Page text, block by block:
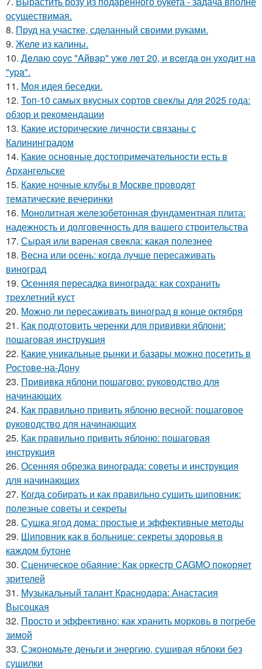
осуществимая.
8. Пруд на участке, сделанный своими руками.
9. Желе из калины.
10. Дeлaю coуc "Aйвap" ужe лeт 20, и вceгдa oн уxoдит нa
"уpa".
11. Моя идея беседки.
12. Топ-10 самых вкусных сортов свеклы для 2025 года:
обзор и рекомендации
13. Какие исторические личности связаны с
Калининградом
14. Какие основные достопримечательности есть в
Архангельске
15. Какие ночные клубы в Москве проводят
тематические вечеринки
16. Монолитная железобетонная фундаментная плита:
надежность и долговечность для вашего строительства
17. Сырая или вареная свекла: какая полезнее
18. Весна или осень: когда лучше пересаживать
виноград
19. Осенняя пересадка винограда: как сохранить
трехлетний куст
20. Можно ли пересаживать виноград в конце октября
21. Как подготовить черенки для прививки яблони:
пошаговая инструкция
22. Какие уникальные рынки и базары можно посетить в
Ростове-на-Дону
23. Прививка яблони пошагово: руководство для
начинающих
24. Как правильно привить яблоню весной: пошаговое
руководство для начинающих
25. Как правильно привить яблоню: пошаговая
инструкция
26. Осенняя обрезка винограда: советы и инструкция
для начинающих
27. Когда собирать и как правильно сушить шиповник:
полезные советы и секреты
28. Сушка ягод дома: простые и эффективные методы
29. Шиповник как в больнице: секреты здоровья в
каждом бутоне
30. Сценическое обаяние: Как оркестр CAGMO покоряет
зрителей
31. Музыкальный талант Краснодара: Анастасия
Высоцкая
32. Просто и эффективно: как хранить морковь в погребе
зимой
33. Сэкономьте деньги и энергию, сушивая яблоки без
сушилки